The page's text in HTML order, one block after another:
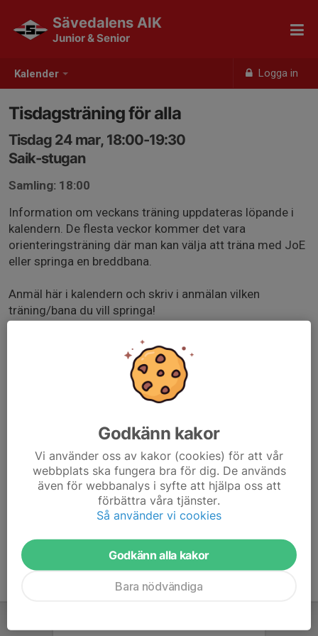
Kalender Logga in
Sävedalens AIK
Junior & Senior
Tisdagsträning för alla
Tisdag 24 mar, 18:00-19:30
Saik-stugan
Samling: 18:00
Information om veckans träning uppdateras löpande i
kalendern. De flesta veckor kommer det vara
orienteringsträning där man kan välja att träna med JoE
eller springa en breddbana.
Anmäl här i kalendern och skriv i anmälan vilken
träning/bana du vill springa!
3-minutersintervaller på elljusspåret
*OL-bana 3 km medelsvår
*OL-bana 4 km svår
www.savedalensaik.se/savedalensaik-orientering-
juniorsenior/sida/115227/tisdagstraningar
Godkänn kakor
Vi använder oss av kakor (cookies) för att vår
webbplats ska fungera bra för dig. De används
även för webbanalys i syfte att hjälpa oss att
förbättra våra tjänster.
Så använder vi cookies
Godkänn alla kakor
Bara nödvändiga